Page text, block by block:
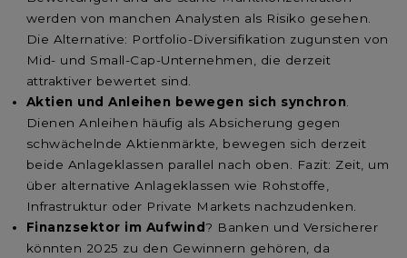
werden von manchen Analysten als Risiko gesehen.
Die Alternative: Portfolio-Diversifikation zugunsten von
Mid- und Small-Cap-Unternehmen, die derzeit
attraktiver bewertet sind.
Aktien und Anleihen bewegen sich synchron
Dienen Anleihen häufig als Absicherung gegen
schwächelnde Aktienmärkte, bewegen sich derzeit
beide Anlageklassen parallel nach oben. Fazit: Zeit, um
über alternative Anlageklassen wie Rohstoffe,
Infrastruktur oder Private Markets nachzudenken.
Finanzsektor im Aufwind? Banken und Versicherer
könnten 2025 zu den Gewinnern gehören, da